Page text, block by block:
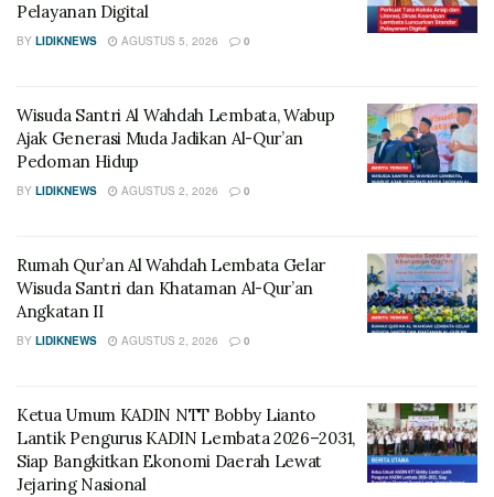
Pelayanan Digital
BY LIDIKNEWS AGUSTUS 5, 2026 0
Wisuda Santri Al Wahdah Lembata, Wabup
Ajak Generasi Muda Jadikan Al-Qur’an
Pedoman Hidup
BY LIDIKNEWS AGUSTUS 2, 2026 0
Rumah Qur’an Al Wahdah Lembata Gelar
Wisuda Santri dan Khataman Al-Qur’an
Angkatan II
BY LIDIKNEWS AGUSTUS 2, 2026 0
Ketua Umum KADIN NTT Bobby Lianto
Lantik Pengurus KADIN Lembata 2026–2031,
Siap Bangkitkan Ekonomi Daerah Lewat
Jejaring Nasional